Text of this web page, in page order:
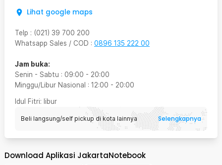
Lihat google maps
Telp : (021) 39 700 200
Whatsapp Sales / COD : 0896 135 222 00
Jam buka:
Senin - Sabtu : 09:00 - 20:00
Minggu/Libur Nasional : 12:00 - 20:00
Idul Fitri: libur
Beli langsung/self pickup di kota lainnya Selengkapnya
Download Aplikasi JakartaNotebook